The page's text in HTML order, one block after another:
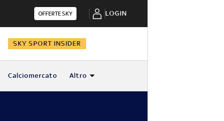
OFFERTE SKY LOGIN
SKY SPORT INSIDER
Calciomercato Altro